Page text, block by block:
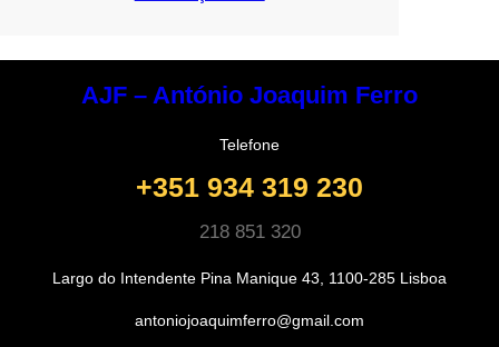
AJF – António Joaquim Ferro
Telefone
+351 934 319 230
218 851 320
Largo do Intendente Pina Manique 43, 1100-285 Lisboa
antoniojoaquimferro@gmail.com